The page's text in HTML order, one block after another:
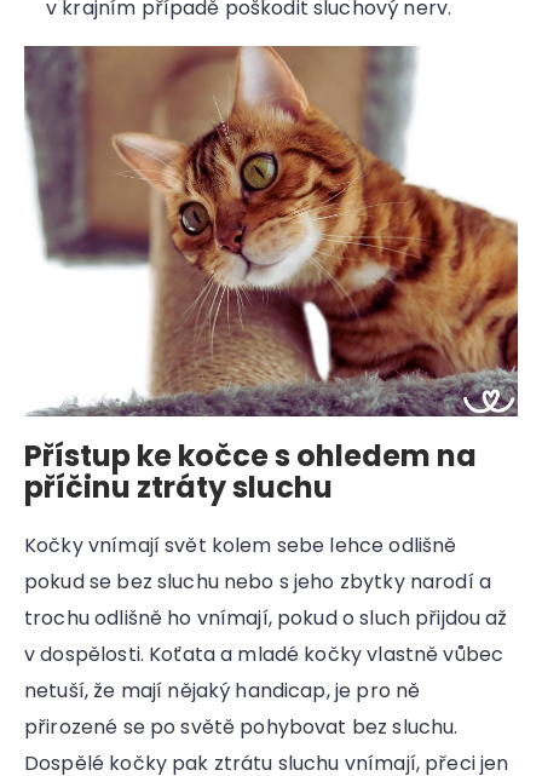
v krajním případě poškodit sluchový nerv.
Přístup ke kočce s ohledem na
příčinu ztráty sluchu
Kočky vnímají svět kolem sebe lehce odlišně
pokud se bez sluchu nebo s jeho zbytky narodí a
trochu odlišně ho vnímají, pokud o sluch přijdou až
v dospělosti. Koťata a mladé kočky vlastně vůbec
netuší, že mají nějaký handicap, je pro ně
přirozené se po světě pohybovat bez sluchu.
Dospělé kočky pak ztrátu sluchu vnímají, přeci jen